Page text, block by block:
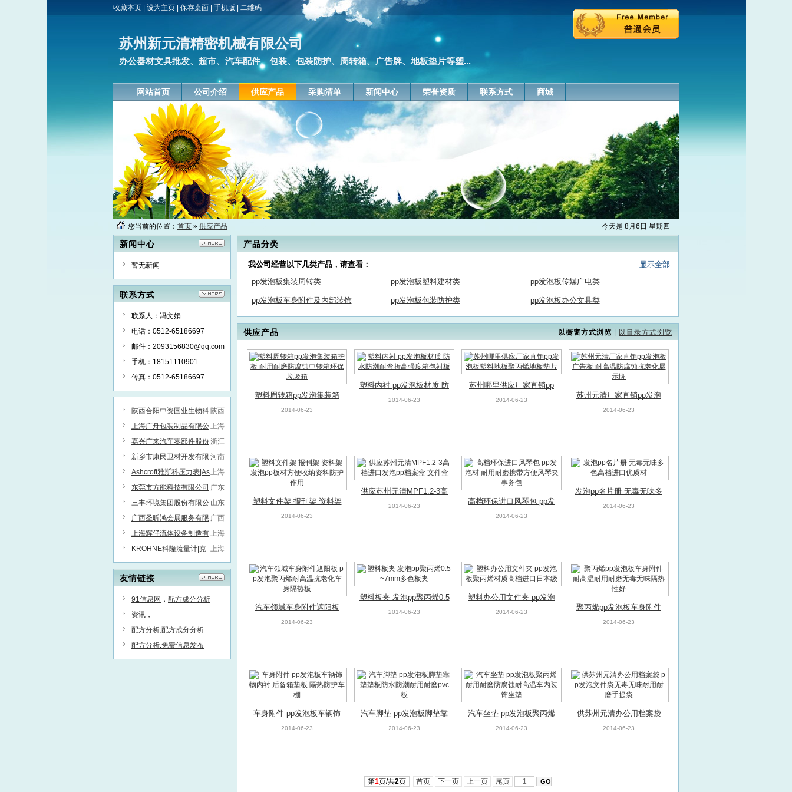
收藏本页 设为主页 保存桌面 手机版 二维码
苏州新元清精密机械有限公司
办公器材文具批发、超市、汽车配件、包装、包装防护、周转箱、广告牌、地板垫片等塑...
网站首页 公司介绍 供应产品 采购清单 新闻中心 荣誉资质 联系方式 商城
今天是 8月6日 星期四
您当前的位置： 首页 » 供应产品
新闻中心
暂无新闻
联系方式
联系人：冯文娟
电话：0512-65186697
邮件：2093156830@qq.com
手机：18151110901
传真：0512-65186697
陕西
陕西合阳中资国业生物科
技有限公司
上海
上海广舟包装制品有限公
司
浙江
嘉兴广来汽车零部件股份
有限公司
河南
新乡市康民卫材开发有限
公司
上海
Ashcroft雅斯科压力表|As
hcroft雅斯科压力开关-原装进
口，现货供应
广东
东莞市方能科技有限公司
山东
三丰环境集团股份有限公
司
广西
广西圣昕鸿会展服务有限
公司
上海
上海辉仔流体设备制造有
限公司
上海
KROHNE科隆流量计|克
罗尼流量计|科隆压力变送器|
科隆液位计
友情链接
91信息网 ， 配方成分分析
资讯 ，
配方分析,配方成分分析
配方分析,免费信息发布
产品分类
显示全部
我公司经营以下几类产品，请查看：
pp发泡板集装周转类
pp发泡板塑料建材类 pp发泡板传媒广电类
pp发泡板车身附件及内部装饰 pp发泡板包装防护类 pp发泡板办公文具类
以橱窗方式浏览 以目录方式浏览
供应产品
塑料周转箱pp发泡集装箱
护板 耐用耐磨防腐蚀中转
2014-06-23
塑料内衬 pp发泡板材质 防
水防潮耐弯折高强度箱包
2014-06-23
苏州哪里供应厂家直销pp
发泡板塑料地板聚丙烯地
2014-06-23
苏州元清厂家直销pp发泡
板广告板 耐高温防腐蚀抗
2014-06-23
塑料文件架 报刊架 资料架
发泡pp板材方便收纳资料
2014-06-23
供应苏州元清MPF1.2-3高
档进口发泡pp档案盒 文件
2014-06-23
高档环保进口风琴包 pp发
泡材 耐用耐磨携带方便风
2014-06-23
发泡pp名片册 无毒无味多
色高档进口优质材
2014-06-23
汽车领域车身附件遮阳板
pp发泡聚丙烯耐高温抗老
2014-06-23
塑料板夹 发泡pp聚丙烯0.5
~7mm多色板夹
2014-06-23
塑料办公用文件夹 pp发泡
板聚丙烯材质高档进口日
2014-06-23
聚丙烯pp发泡板车身附件
耐高温耐用耐磨无毒无味
2014-06-23
车身附件 pp发泡板车辆饰
物内衬 后备箱垫板 隔热防
2014-06-23
汽车脚垫 pp发泡板脚垫靠
垫垫板防水防潮耐用耐磨p
2014-06-23
汽车坐垫 pp发泡板聚丙烯
耐用耐磨防腐蚀耐高温车
2014-06-23
供苏州元清办公用档案袋
pp发泡文件袋无毒无味耐
2014-06-23
第1页/共2页 首页 下一页 上一页 尾页